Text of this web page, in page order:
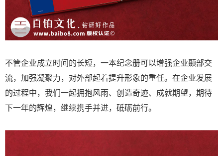
不管企业成立时间的长短，一本纪念册可以增强企业颞部交
流，加强凝聚力，对外部起着提升形象的重任。在企业发展
的过程中，我们一起拥抱风雨、创造奇迹、成就期望，期待
下一年的辉煌，继续携手并进，砥砺前行。